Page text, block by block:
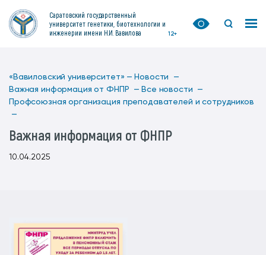
Саратовский государственный
университет генетики, биотехнологии и
инженерии имени Н.И. Вавилова
12+
«Вавиловский университет» — Новости —
Важная информация от ФНПР — Все новости —
Профсоюзная организация преподавателей и сотрудников
—
Важная информация от ФНПР
10.04.2025